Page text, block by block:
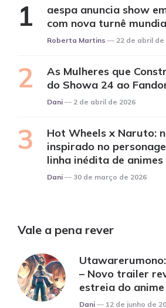
aespa anuncia show
com nova turnê
Posted
Roberta Martins 22 de abril de
As Mulheres que
do Showa 24 ao
Posted
Dani 2 de abril de 2026
Hot Wheels x Naruto:
inspirado no
linha inédita de animes
Posted
Dani 30 de março de 2026
Vale a pena rever
– Novo trailer
estreia do anime
Posted
Dani 12 de junho de